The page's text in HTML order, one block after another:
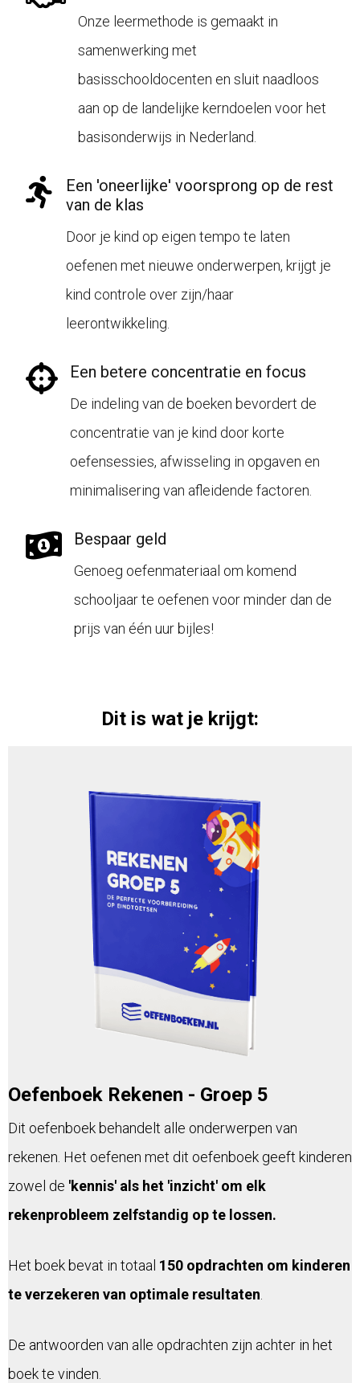
Onze leermethode is gemaakt in
samenwerking met
basisschooldocenten en sluit naadloos
aan op de landelijke kerndoelen voor het
basisonderwijs in Nederland.
Een 'oneerlijke' voorsprong op de rest
van de klas
Door je kind op eigen tempo te laten
oefenen met nieuwe onderwerpen, krijgt je
kind controle over zijn/haar
leerontwikkeling.
Een betere concentratie en focus
De indeling van de boeken bevordert de
concentratie van je kind door korte
oefensessies, afwisseling in opgaven en
minimalisering van afleidende factoren.
Bespaar geld
Genoeg oefenmateriaal om komend
schooljaar te oefenen voor minder dan de
prijs van één uur bijles!
Dit is wat je krijgt:
Oefenboek Rekenen - Groep 5
Dit oefenboek behandelt alle onderwerpen van
rekenen. Het oefenen met dit oefenboek geeft kinderen
zowel de 'kennis' als het 'inzicht' om elk
rekenprobleem zelfstandig op te lossen.
Het boek bevat in totaal 150 opdrachten om kinderen
te verzekeren van optimale resultaten
De antwoorden van alle opdrachten zijn achter in het
boek te vinden.